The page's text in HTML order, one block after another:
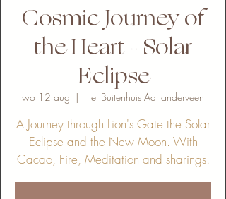
Cosmic Journey of
the Heart - Solar
Eclipse
wo 12 aug
  |
Het Buitenhuis Aarlanderveen
A Journey through Lion's Gate the Solar
Eclipse and the New Moon. With
Cacao, Fire, Meditation and sharings.